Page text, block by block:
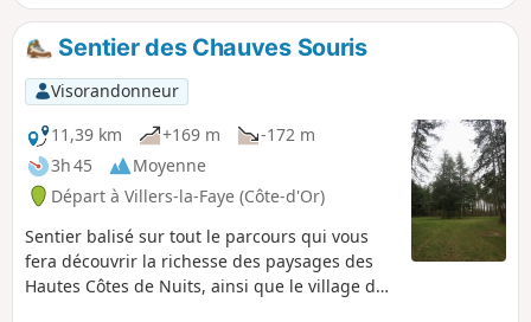
Sentier des Chauves Souris
Visorandonneur
11,39 km
+169 m
-172 m
3h 45
Moyenne
Départ à Villers-la-Faye (Côte-d'Or)
Sentier balisé sur tout le parcours qui vous
fera découvrir la richesse des paysages des
Hautes Côtes de Nuits, ainsi que le village de